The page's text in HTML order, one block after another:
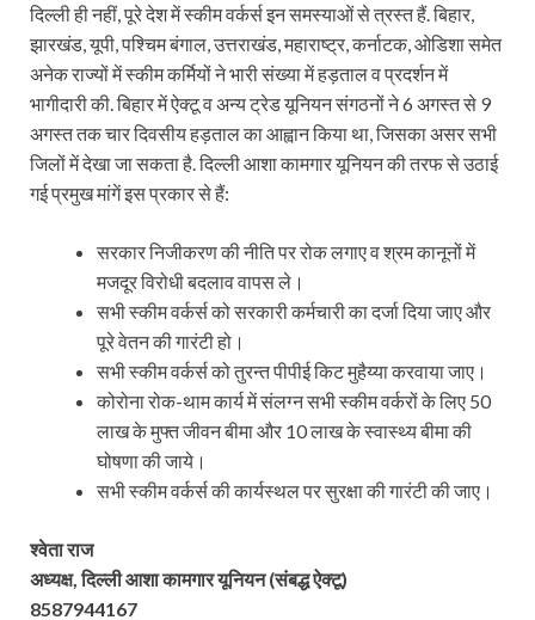
दिल्ली ही नहीं, पूरे देश में स्कीम वर्कर्स इन समस्याओं से त्रस्त हैं. बिहार,
झारखंड, यूपी, पश्चिम बंगाल, उत्तराखंड, महाराष्ट्र, कर्नाटक, ओडिशा समेत
अनेक राज्यों में स्कीम कर्मियों ने भारी संख्या में हड़ताल व प्रदर्शन में
भागीदारी की. बिहार में ऐक्टू व अन्य ट्रेड यूनियन संगठनों ने 6 अगस्त से 9
अगस्त तक चार दिवसीय हड़ताल का आह्वान किया था, जिसका असर सभी
जिलों में देखा जा सकता है. दिल्ली आशा कामगार यूनियन की तरफ से उठाई
गई प्रमुख मांगें इस प्रकार से हैं:
सरकार निजीकरण की नीति पर रोक लगाए व श्रम कानूनों में
मजदूर विरोधी बदलाव वापस ले।
सभी स्कीम वर्कर्स को सरकारी कर्मचारी का दर्जा दिया जाए और
पूरे वेतन की गारंटी हो।
सभी स्कीम वर्कर्स को तुरन्त पीपीई किट मुहैय्या करवाया जाए।
कोरोना रोक-थाम कार्य में संलग्न सभी स्कीम वर्करों के लिए 50
लाख के मुफ्त जीवन बीमा और 10 लाख के स्वास्थ्य बीमा की
घोषणा की जाये।
सभी स्कीम वर्कर्स की कार्यस्थल पर सुरक्षा की गारंटी की जाए।
श्वेता राज
अध्यक्ष, दिल्ली आशा कामगार यूनियन (संबद्ध ऐक्टू)
8587944167